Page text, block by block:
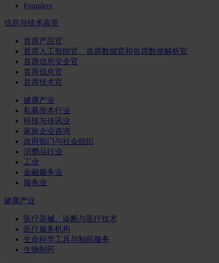
Founders
信息与技术高管
首席产品官
首席人工智能官、首席数据官和首席数据解析官
首席信息安全官
首席信息官
首席技术官
健康产业
私募资本行业
科技与传讯业
家族企业咨询
政府部门与社会组织
消费品行业
工业
金融服务业
服务业
健康产业
医疗器械、诊断与医疗技术
医疗服务机构
生命科学工具与制药服务
生物制药